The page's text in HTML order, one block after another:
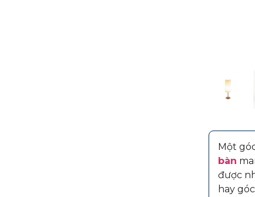
Một
bàn
được
hay